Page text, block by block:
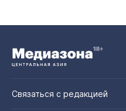
Связаться с редакцией